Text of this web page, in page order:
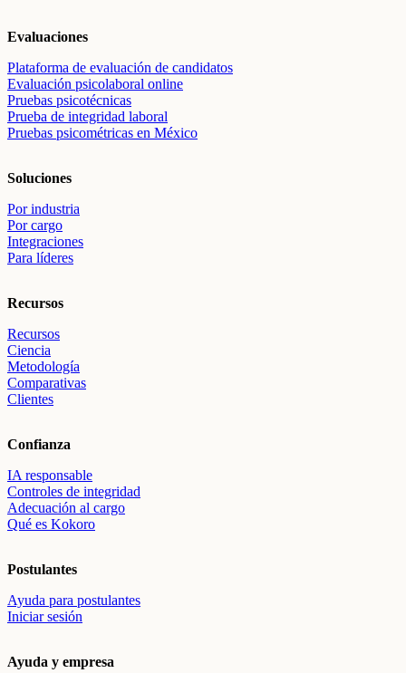
Evaluaciones
Plataforma de evaluación de candidatos
Evaluación psicolaboral online
Pruebas psicotécnicas
Prueba de integridad laboral
Pruebas psicométricas en México
Soluciones
Por industria
Por cargo
Integraciones
Para líderes
Recursos
Recursos
Ciencia
Metodología
Comparativas
Clientes
Confianza
IA responsable
Controles de integridad
Adecuación al cargo
Qué es Kokoro
Postulantes
Ayuda para postulantes
Iniciar sesión
Ayuda y empresa